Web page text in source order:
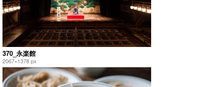
370_永楽館
2067×1378 px